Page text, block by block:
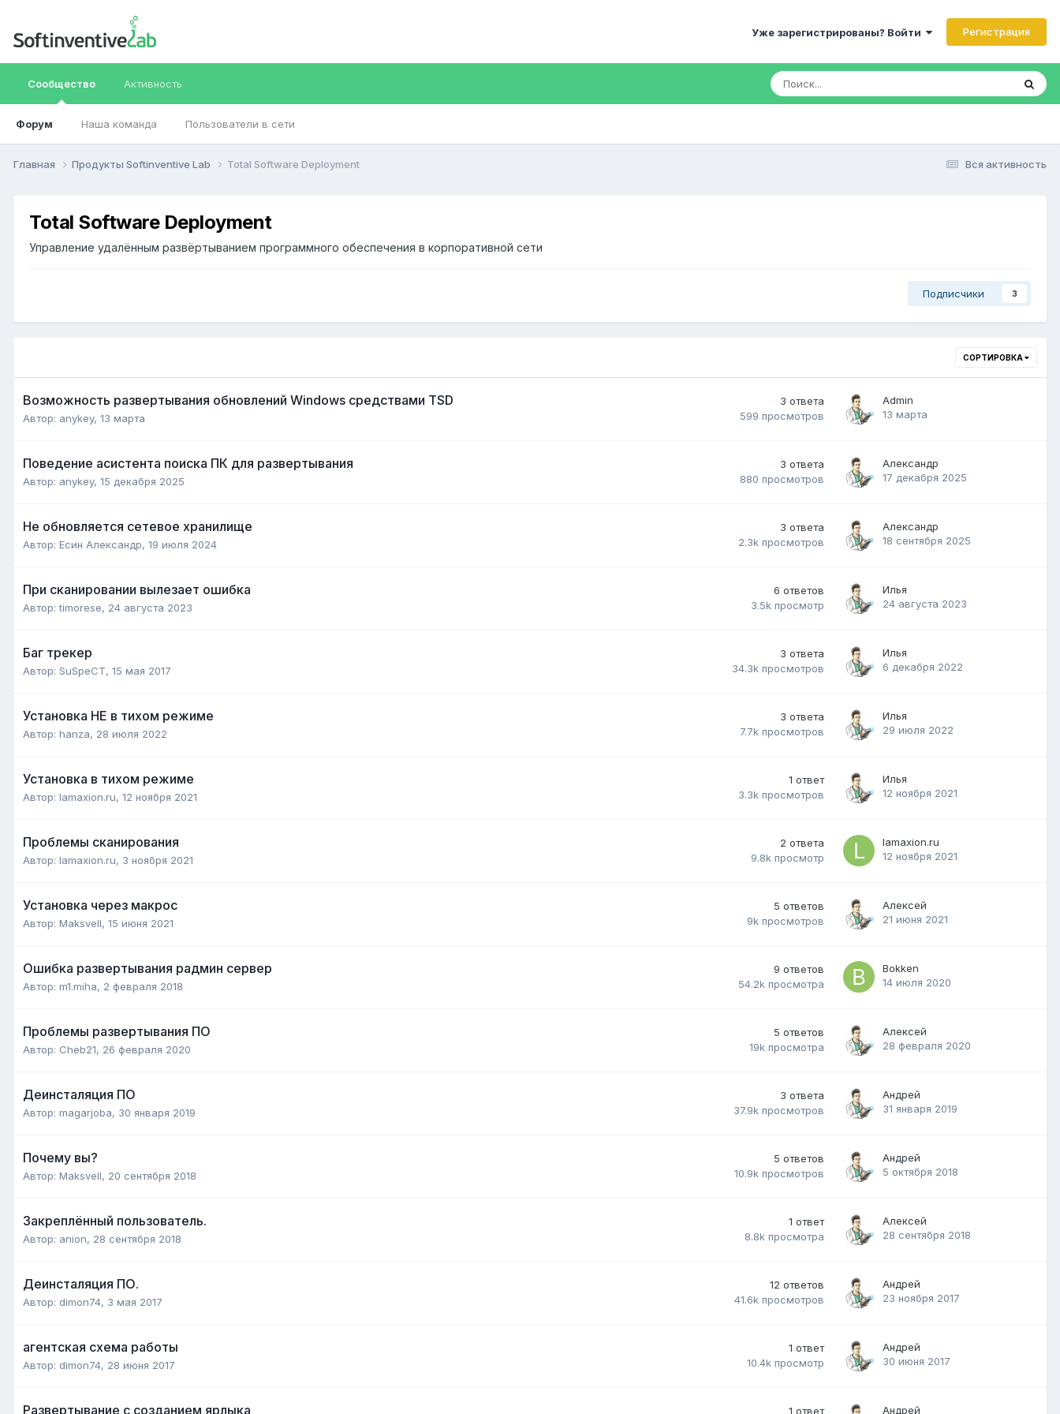
Уже зарегистрированы? Войти Регистрация
Сообщество
Форум Наша команда Пользователи в сети
Активность
Вся активность
Главная Продукты Softinventive Lab Total Software Deployment
Total Software Deployment
Управление удалённым развёртыванием программного обеспечения в корпоративной сети
Подписчики 3
СОРТИРОВКА
Возможность развертывания обновлений Windows средствами TSD
Автор: anykey, 13 марта
3 ответа
599 просмотров
Admin
13 марта
Поведение асистента поиска ПК для развертывания
Автор: anykey, 15 декабря 2025
3 ответа
880 просмотров
Александр
17 декабря 2025
Не обновляется сетевое хранилище
Автор: Есин Александр, 19 июля 2024
3 ответа
2.3k просмотров
Александр
18 сентября 2025
При сканировании вылезает ошибка
Автор:timorese, 24 августа 2023
6 ответов
3.5k просмотр
Илья
24 августа 2023
Баг трекер
Автор: SuSpeCT, 15 мая 2017
3 ответа
34.3k просмотров
Илья
6 декабря 2022
Установка НЕ в тихом режиме
Автор: hanza, 28 июля 2022
3 ответа
7.7k просмотров
Илья
29 июля 2022
Установка в тихом режиме
Автор: lamaxion.ru, 12 ноября 2021
1 ответ
3.3k просмотров
Илья
12 ноября 2021
Проблемы сканирования
Автор: lamaxion.ru, 3 ноября 2021
2 ответа
9.8k просмотр
lamaxion.ru
12 ноября 2021
Установка через макрос
Автор: Maksvell, 15 июня 2021
5 ответов
9k просмотров
Алексей
21 июня 2021
Ошибка развертывания радмин сервер
Автор: m1.miha, 2 февраля 2018
9 ответов
54.2k просмотра
Bokken
14 июля 2020
Проблемы развертывания ПО
Автор: Cheb21, 26 февраля 2020
5 ответов
19k просмотра
Алексей
28 февраля 2020
Деинсталяция ПО
Автор: magarjoba, 30 января 2019
3 ответа
37.9k просмотров
Андрей
31 января 2019
Почему вы?
Автор: Maksvell, 20 сентября 2018
5 ответов
10.9k просмотров
Андрей
5 октября 2018
Закреплённый пользователь.
Автор: anion, 28 сентября 2018
1 ответ
8.8k просмотра
Алексей
28 сентября 2018
Деинсталяция ПО.
Автор: dimon74, 3 мая 2017
12 ответов
41.6k просмотров
Андрей
23 ноября 2017
агентская схема работы
Автор: dimon74, 28 июня 2017
1 ответ
10.4k просмотр
Андрей
30 июня 2017
Развертывание с созданием ярлыка 1 ответ
Андрей